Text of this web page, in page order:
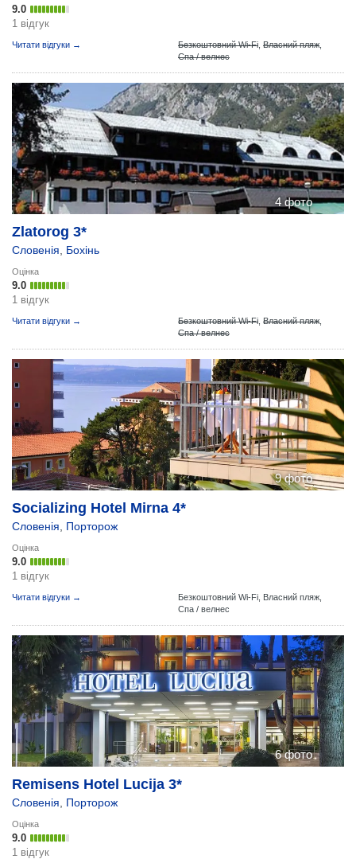
9.0
1 відгук
Читати відгуки → Безкоштовний Wi-Fi Власний пляж
Спа / велнес
4 фото
Zlatorog 3*
Словенія Бохінь
Оцінка
9.0
1 відгук
Читати відгуки → Безкоштовний Wi-Fi Власний пляж
Спа / велнес
9 фото
Socializing Hotel Mirna 4*
Словенія Порторож
Оцінка
9.0
1 відгук
Читати відгуки → Безкоштовний Wi-Fi, Власний пляж,
Спа / велнес
6 фото
Remisens Hotel Lucija 3*
Словенія Порторож
Оцінка
9.0
1 відгук